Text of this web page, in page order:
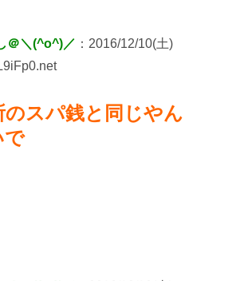
＠＼(^o^)／ ：2016/12/10(土)
のスパ銭と同じやん
で